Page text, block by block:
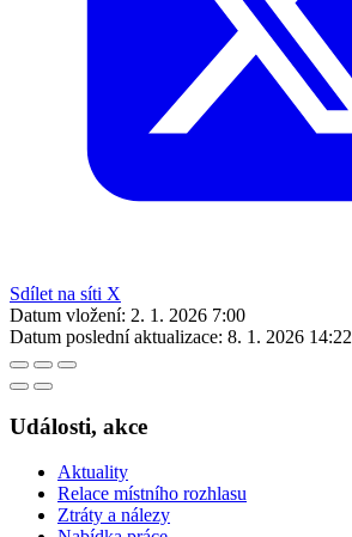
Sdílet na síti X
Datum vložení: 2. 1. 2026 7:00
Datum poslední aktualizace: 8. 1. 2026 14:22
Události, akce
Aktuality
Relace místního rozhlasu
Ztráty a nálezy